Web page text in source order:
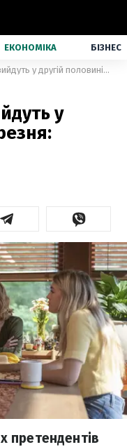
ЕКОНОМІКА БІЗНЕС
Нові серіали, які вийдуть у другій половині березня: цікава добірка
у
претендентів